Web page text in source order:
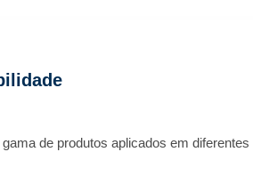
de produtos aplicados em